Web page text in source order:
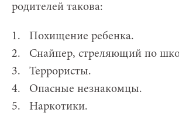
родителей такова:
1. Похищение ребенка.
2. Снайпер, стреляющий по
3. Террористы.
4. Опасные незнакомцы.
5. Наркотики.